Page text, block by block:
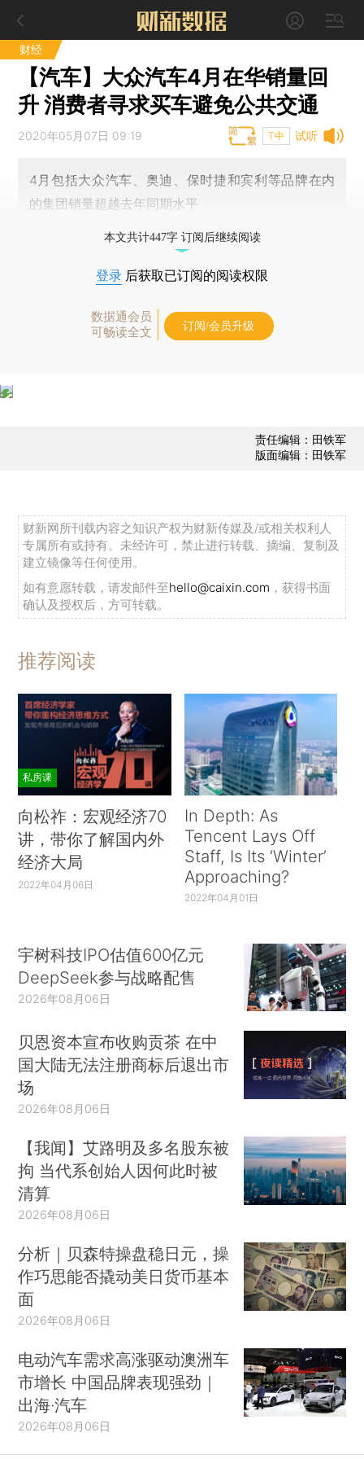
财经
【汽车】大众汽车4月在华销量回
升 消费者寻求买车避免公共交通
试听
2020年05月07日 09:19 T中
4月包括大众汽车、奥迪、保时捷和宾利等品牌在内
的集团销量超越去年同期水平
本文共计447字 订阅后继续阅读
登录 后获取已订阅的阅读权限
数据通会员
可畅读全文
订阅/会员升级
责任编辑：田铁军
版面编辑：田铁军
财新网所刊载内容之知识产权为财新传媒及/或相关权利人
专属所有或持有。未经许可，禁止进行转载、摘编、复制及
建立镜像等任何使用。
如有意愿转载，请发邮件至hello@caixin.com ，获得书面
确认及授权后，方可转载。
推荐阅读
私房课
向松祚：宏观经济70
讲，带你了解国内外
经济大局
2022年04月06日
In Depth: As
Tencent Lays Off
Staff, Is Its ‘Winter’
Approaching?
2022年04月01日
宇树科技IPO估值600亿元
DeepSeek参与战略配售
2026年08月06日
贝恩资本宣布收购贡茶 在中
国大陆无法注册商标后退出市
场
2026年08月06日
【我闻】艾路明及多名股东被
拘 当代系创始人因何此时被
清算
2026年08月06日
分析｜贝森特操盘稳日元，操
作巧思能否撬动美日货币基本
面
2026年08月06日
电动汽车需求高涨驱动澳洲车
市增长 中国品牌表现强劲｜
出海·汽车
2026年08月06日